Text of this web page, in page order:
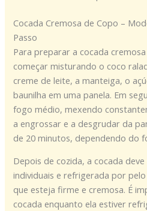
Cocada Cremosa de Copo –
Passo
Para preparar a cocada
começar misturando o coco
creme de leite, a manteiga, o
baunilha em uma panela. Em
fogo médio, mexendo
a engrossar e a desgrudar da
de 20 minutos, dependendo do
Depois de cozida, a cocada
individuais e refrigerada por
que esteja firme e cremosa. É
cocada enquanto ela estiver